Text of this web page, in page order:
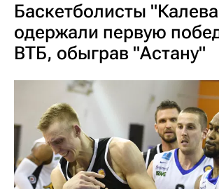
Баскетболисты
одержали первую
ВТБ, обыграв "Астану"